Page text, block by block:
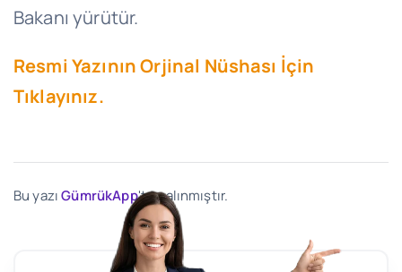
Bakanı yürütür.
Resmi Yazının Orjinal Nüshası İçin
Tıklayınız.
Bu yazıGümrükApp'ten alınmıştır.